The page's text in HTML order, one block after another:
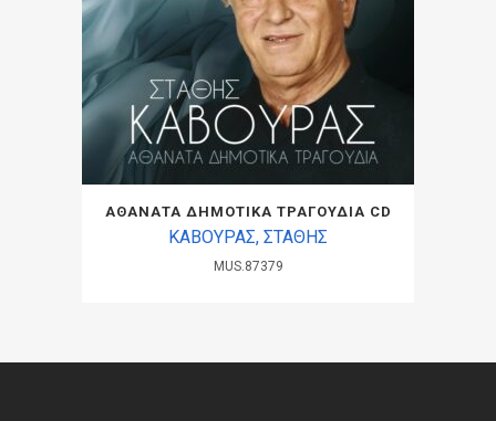
ΑΘΑΝΑΤΑ ΔΗΜΟΤΙΚΑ ΤΡΑΓΟΥΔΙΑ CD
ΚΑΒΟΥΡΑΣ, ΣΤΑΘΗΣ
MUS.87379